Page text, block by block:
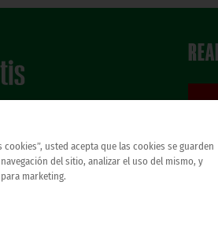
usted acepta que las cookies se guarden
del sitio, analizar el uso del mismo, y
marketing.